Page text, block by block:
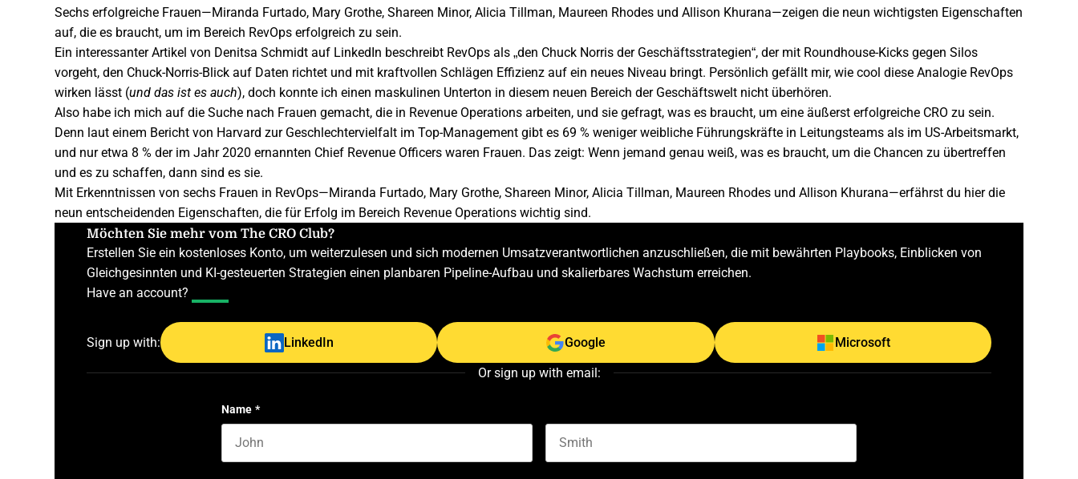
Sechs erfolgreiche Frauen—Miranda Furtado, Mary Grothe, Shareen Minor, Alicia Tillman, Maureen Rhodes und Allison Khurana—zeigen die neun wichtigsten Eigenschaften
auf, die es braucht, um im Bereich RevOps erfolgreich zu sein.
Ein interessanter Artikel von Denitsa Schmidt auf LinkedIn beschreibt RevOps als „den Chuck Norris der Geschäftsstrategien“, der mit Roundhouse-Kicks gegen Silos
vorgeht, den Chuck-Norris-Blick auf Daten richtet und mit kraftvollen Schlägen Effizienz auf ein neues Niveau bringt. Persönlich gefällt mir, wie cool diese Analogie RevOps
wirken lässt (und das ist es auch), doch konnte ich einen maskulinen Unterton in diesem neuen Bereich der Geschäftswelt nicht überhören.
Also habe ich mich auf die Suche nach Frauen gemacht, die in Revenue Operations arbeiten, und sie gefragt, was es braucht, um eine äußerst erfolgreiche CRO zu sein.
Denn laut einem Bericht von Harvard zur Geschlechtervielfalt im Top-Management gibt es 69 % weniger weibliche Führungskräfte in Leitungsteams als im US-Arbeitsmarkt,
und nuretwa 8 % der im Jahr 2020 ernannten Chief Revenue Officers waren Frauen. Das zeigt: Wenn jemand genau weiß, was es braucht, um die Chancen zu übertreffen
und es zu schaffen, dann sind es sie.
Mit Erkenntnissen von sechs Frauen in RevOps—Miranda Furtado, Mary Grothe, Shareen Minor, Alicia Tillman, Maureen Rhodes und Allison Khurana—erfährst du hier die
neun entscheidenden Eigenschaften, die für Erfolg im Bereich Revenue Operations wichtig sind.
Möchten Sie mehr vom The CRO Club?
Erstellen Sie ein kostenloses Konto, um weiterzulesen und sich modernen Umsatzverantwortlichen anzuschließen, die mit bewährten Playbooks, Einblicken von
Gleichgesinnten und KI-gesteuerten Strategien einen planbaren Pipeline-Aufbau und skalierbares Wachstum erreichen.
Have an account?
Sign up with: LinkedIn Google Microsoft
Or sign up with email:
Name *